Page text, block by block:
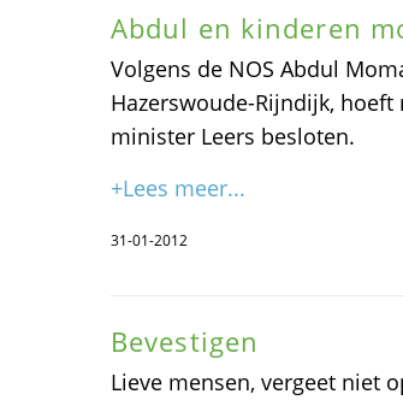
Abdul en kinderen
Volgens de NOS Abdul
Hazerswoude-Rijndijk,
minister Leers besloten.
+Lees meer...
31-01-2012
Bevestigen
Lieve mensen, vergeet niet